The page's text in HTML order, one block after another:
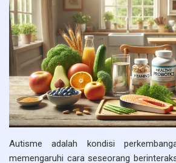
Autisme adalah kondisi
memengaruhi cara seseorang